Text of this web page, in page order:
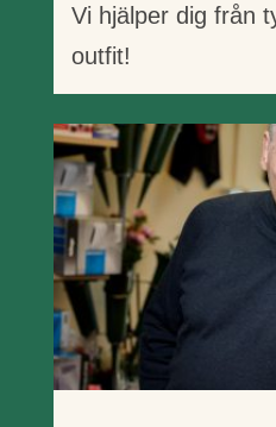
Vi hjälper dig från
outfit!